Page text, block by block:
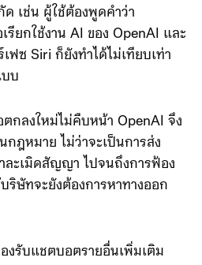
เช่น ผู้ใช้ต้องพูดคำว่า
รียกใช้งาน AI ของ OpenAI และ
ฟซ Siri ก็ยังทำได้ไม่เทียบเท่า
บ
ตกลงใหม่ไม่คืบหน้า OpenAI จึง
กฎหมาย ไม่ว่าจะเป็นการส่ง
ละเมิดสัญญา ไปจนถึงการฟ้อง
ริษัทจะยังต้องการหาทางออก
งรับแชตบอตรายอื่นเพิ่มเติม